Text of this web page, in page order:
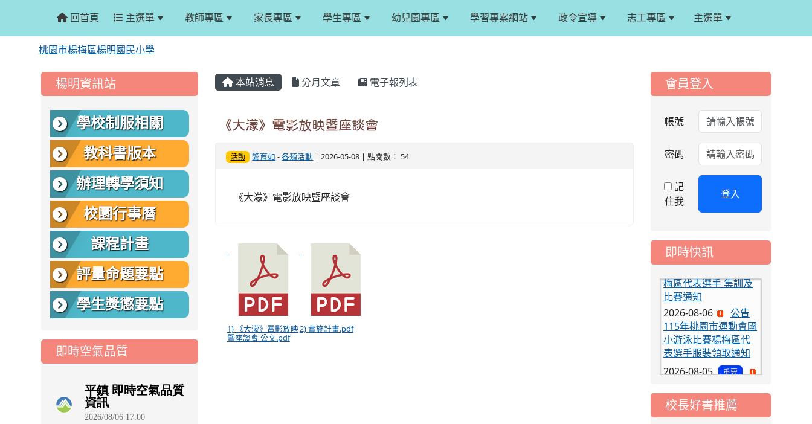
回首頁 主選單 教師專區 家長專區 學生專區 幼兒園專區 學習專案網站 政令宣導 志工專區 主選單
桃園市楊梅區楊明國民小學
本站消息 分月文章 電子報列表
《大濛》電影放映暨座談會
活動 黎育如 -各類活動 | 2026-05-08 | 點閱數： 54
《大濛》電影放映暨座談會
1) 《大濛》電影放映
暨座談會 公文.pdf
2) 實施計畫.pdf
::: 楊明資訊站
學校制服相關
教科書版本
辦理轉學須知
校園行事曆
課程計畫
評量命題要點
學生獎懲要點
即時空氣品質
::: 會員登入
帳號
密碼
記
住我
登入
即時快訊
表選手服裝領取通知
2026-08-05
重要
2026-08-03
五年級常態編班結果
公告
2026-07-31
公告
學校對面建案申請8
月份「施工車輛臨
停」一案，請各位用
路人留意
公告-115年桃園市運
動會國小游泳比賽楊
梅區代表選手 集訓及
比賽通知
2026-08-06
115年桃園市運動會國
小游泳比賽楊梅區代
表選手服裝領取通知
2026-08-05
重要
115學年度課後照顧
2026-08-03
重要
校長好書推薦